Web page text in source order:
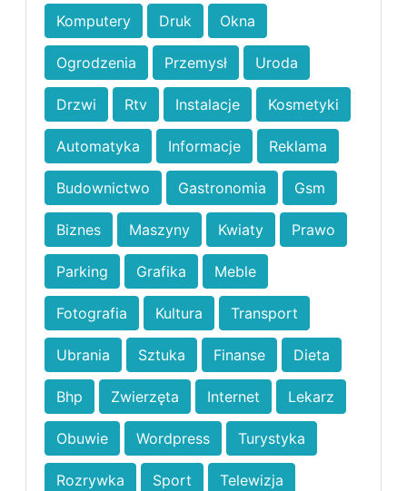
Komputery Druk Okna
Ogrodzenia Przemysł Uroda
Drzwi Rtv Instalacje Kosmetyki
Automatyka Informacje Reklama
Budownictwo Gastronomia Gsm
Biznes Maszyny Kwiaty Prawo
Parking Grafika Meble
Fotografia Kultura Transport
Ubrania Sztuka Finanse Dieta
Bhp Zwierzęta Internet Lekarz
Obuwie Wordpress Turystyka
Rozrywka Sport Telewizja